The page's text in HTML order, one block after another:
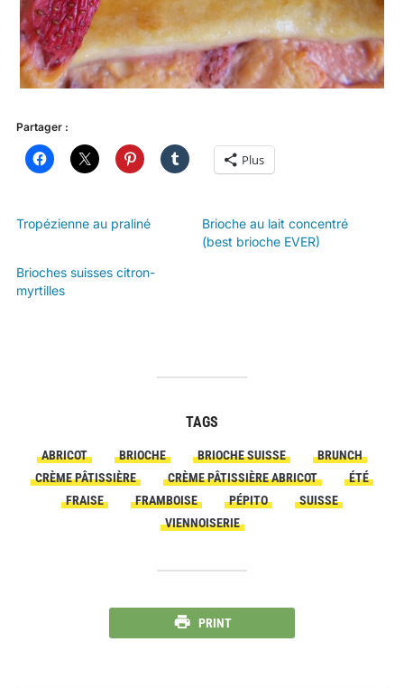
Partager :
Plus
Tropézienne au praliné
Brioche au lait concentré
(best brioche EVER)
Brioches suisses citron-
myrtilles
TAGS
ABRICOT BRIOCHE BRIOCHE SUISSE
BRUNCH
CRÈME PÂTISSIÈRE
CRÈME PÂTISSIÈRE ABRICOT
ÉTÉ
FRAISE
FRAMBOISE PÉPITO
SUISSE
VIENNOISERIE
PRINT